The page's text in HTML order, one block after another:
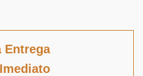
Entrega